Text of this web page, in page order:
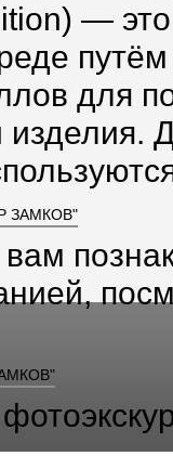
—
для
изделия.
ЗАМКОВ"